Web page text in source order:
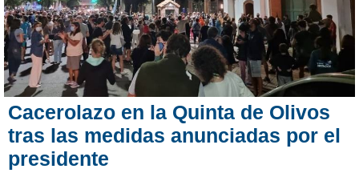
Cacerolazo en la Quinta de Olivos
tras las medidas anunciadas por el
presidente